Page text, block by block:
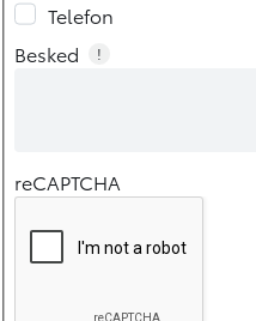
Telefon
Besked
!
reCAPTCHA